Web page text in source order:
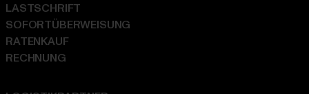
LASTSCHRIFT
SOFORTÜBERWEISUNG
RATENKAUF
RECHNUNG